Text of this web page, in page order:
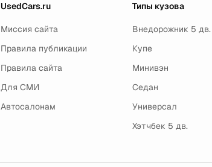
UsedCars.ru
Миссия сайта
Правила публикации
Правила сайта
Для СМИ
Автосалонам
Типы кузова
Внедорожник 5 дв.
Купе
Минивэн
Седан
Универсал
Хэтчбек 5 дв.